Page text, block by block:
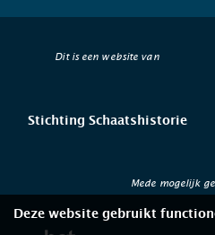
Dit is een website van
Stichting Schaatshistorie
Mede mogelijk
Deze website gebruikt